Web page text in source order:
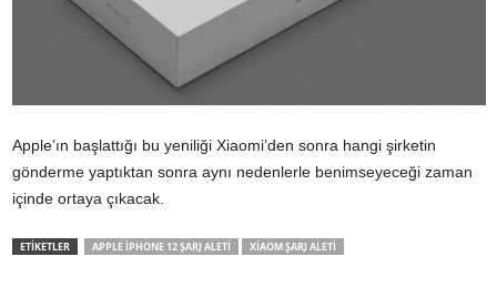
Apple’ın başlattığı bu yeniliği Xiaomi’den sonra hangi şirketin
gönderme yaptıktan sonra aynı nedenlerle benimseyeceği zaman
içinde ortaya çıkacak.
ETİKETLER APPLE IPHONE 12 ŞARJ ALETI XIAOM ŞARJ ALETI